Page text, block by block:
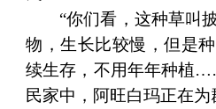
“你们看，这种草叫
物，生长比较慢，但是
续生存，不用年年种植
民家中，阿旺白玛正在为